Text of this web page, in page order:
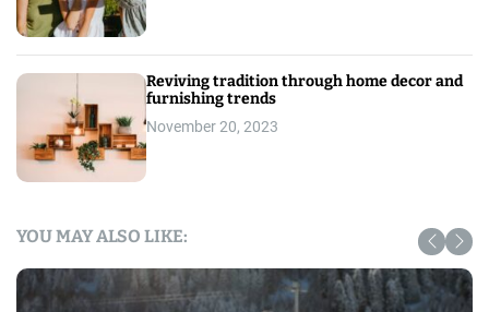
Reviving tradition through home decor and
furnishing trends
November 20, 2023
YOU MAY ALSO LIKE: